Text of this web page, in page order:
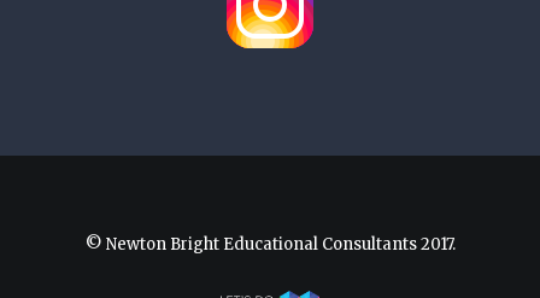
© Newton Bright Educational Consultants 2017.